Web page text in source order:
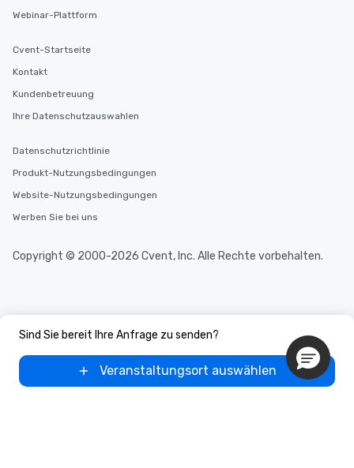
Sind Sie bereit Ihre Anfrage zu senden?
Veranstaltungsort auswählen
Webinar-Plattform
Cvent-Startseite
Kontakt
Kundenbetreuung
Ihre Datenschutzauswahlen
Datenschutzrichtlinie
Produkt-Nutzungsbedingungen
Website-Nutzungsbedingungen
Werben Sie bei uns
Copyright © 2000-2026 Cvent, Inc. Alle Rechte vorbehalten.